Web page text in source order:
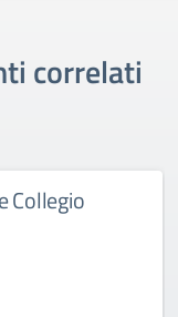
correlati
Collegio